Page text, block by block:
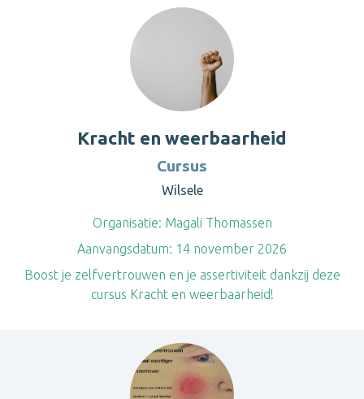
Kracht en weerbaarheid
Cursus
Wilsele
Organisatie: Magali Thomassen
Aanvangsdatum: 14 november 2026
Boost je zelfvertrouwen en je assertiviteit dankzij deze
cursus Kracht en weerbaarheid!